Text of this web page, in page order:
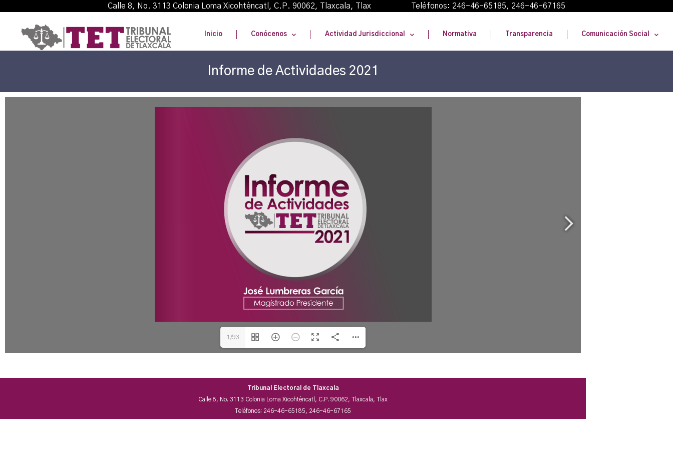
Calle 8, No. 3113 Colonia Loma Xicohténcatl, C.P. 90062, Tlaxcala, Tlax Teléfonos: 246-46-65185, 246-46-67165
Inicio Conócenos Actividad Jurisdiccional Normativa Transparencia Comunicación Social
Informe de Actividades 2021
1/93
Tribunal Electoral de Tlaxcala
Calle 8, No. 3113 Colonia Loma Xicohténcatl, C.P. 90062, Tlaxcala, Tlax
Teléfonos: 246-46-65185, 246-46-67165